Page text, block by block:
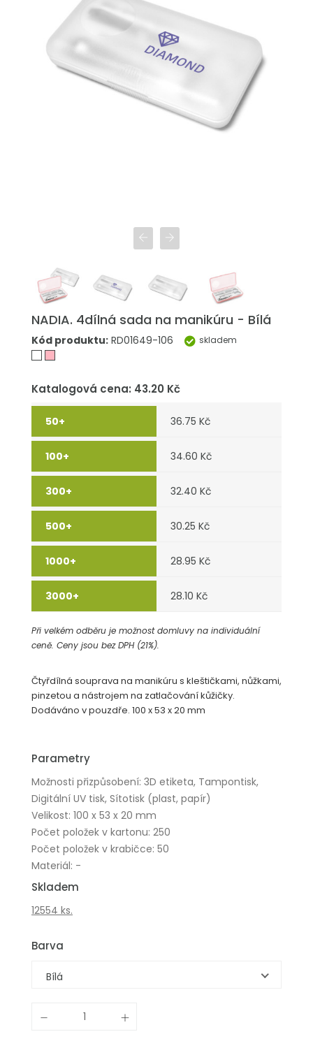
NADIA. 4dílná sada na manikúru - Bílá
Kód produktu: RD01649-106 skladem
Katalogová cena: 43.20 Kč
36.75 Kč
34.60 Kč
32.40 Kč
30.25 Kč
28.95 Kč
28.10 Kč
Při velkém odběru je možnost domluvy na individuální
ceně. Ceny jsou bez DPH (21%).
Čtyřdílná souprava na manikúru s kleštičkami, nůžkami,
pinzetou a nástrojem na zatlačování kůžičky.
Dodáváno v pouzdře. 100 x 53 x 20 mm
Parametry
Možnosti přizpůsobení: 3D etiketa, Tampontisk,
Digitální UV tisk, Sítotisk (plast, papír)
Velikost: 100 x 53 x 20 mm
Počet položek v kartonu: 250
Počet položek v krabičce: 50
Materiál: -
Skladem
12554 ks.
Barva
Bílá